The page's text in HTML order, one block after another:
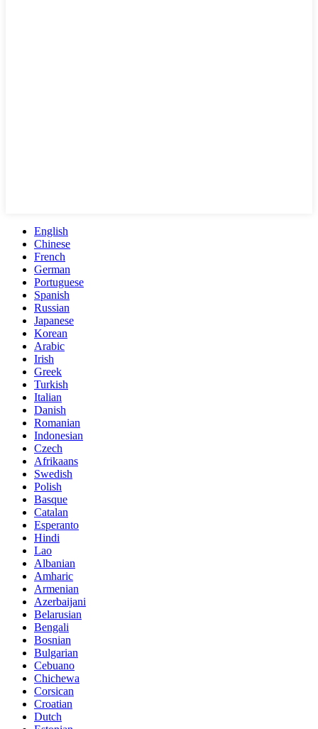
English
Chinese
French
German
Portuguese
Spanish
Russian
Japanese
Korean
Arabic
Irish
Greek
Turkish
Italian
Danish
Romanian
Indonesian
Czech
Afrikaans
Swedish
Polish
Basque
Catalan
Esperanto
Hindi
Lao
Albanian
Amharic
Armenian
Azerbaijani
Belarusian
Bengali
Bosnian
Bulgarian
Cebuano
Chichewa
Corsican
Croatian
Dutch